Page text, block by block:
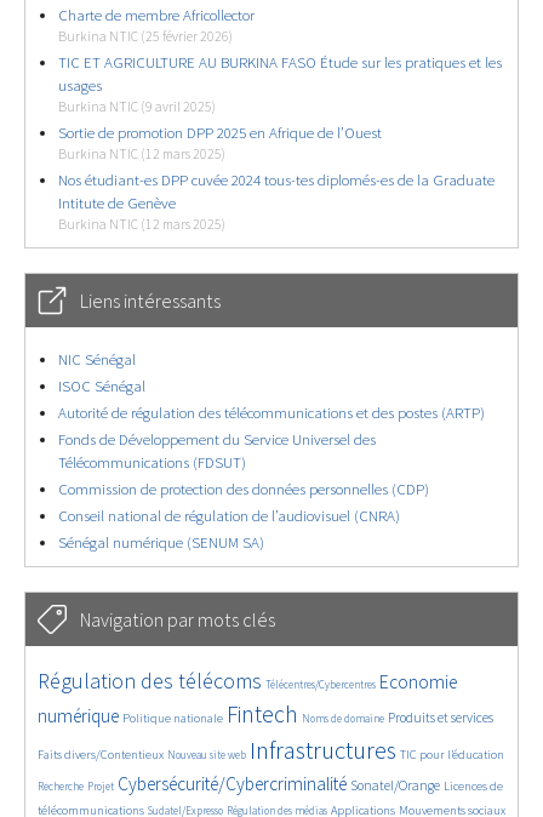
Charte de membre Africollector
Burkina NTIC (25 février 2026)
TIC ET AGRICULTURE AU BURKINA FASO Étude sur les pratiques et les
usages
Burkina NTIC (9 avril 2025)
Sortie de promotion DPP 2025 en Afrique de l’Ouest
Burkina NTIC (12 mars 2025)
Nos étudiant-es DPP cuvée 2024 tous-tes diplomés-es de la Graduate
Intitute de Genève
Burkina NTIC (12 mars 2025)
Liens intéressants
NIC Sénégal
ISOC Sénégal
Autorité de régulation des télécommunications et des postes (ARTP)
Fonds de Développement du Service Universel des
Télécommunications (FDSUT)
Commission de protection des données personnelles (CDP)
Conseil national de régulation de l’audiovisuel (CNRA)
Sénégal numérique (SENUM SA)
Navigation par mots clés
4657/5706
Régulation des télécoms
364/5706 Télécentres/Cybercentres
3781/5706
Economie
numérique
1877/5706 Politique nationale
5200/5706 Fintech
686/5706 Noms de domaine
2467/5706 Produits et services
1616/5706
Faits divers/Contentieux Nouveau site web Infrastructures TIC pour l’éducation
Recherche
247/5706Projet
3633/5706 Cybersécurité/Cybercriminalité
2323/5706 Sonatel/Orange
1629/5706
Licences de
télécommunications
299/5706 Sudatel/Expresso
1019/5706 Régulation des médias
1526/5706 Applications
1232/5706 Mouvements sociaux
1670/5706